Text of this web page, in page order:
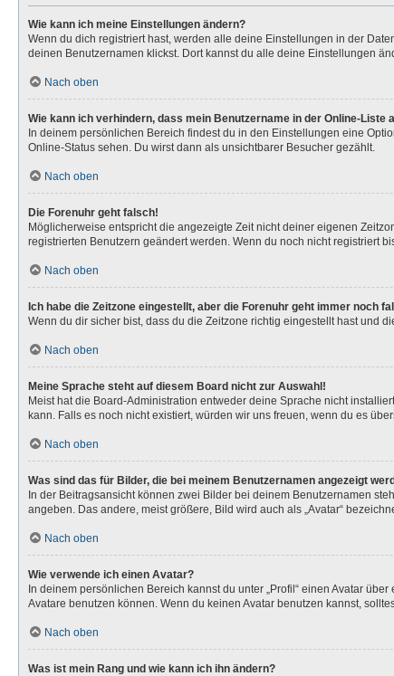
Wie kann ich meine Einstellungen ändern?
Wenn du dich registriert hast, werden alle deine Einstellungen in der
deinen Benutzernamen klickst. Dort kannst du alle deine Einstellungen
Nach oben
Wie kann ich verhindern, dass mein Benutzername in der Online-Liste
In deinem persönlichen Bereich findest du in den Einstellungen eine
Online-Status sehen. Du wirst dann als unsichtbarer Besucher gezählt.
Nach oben
Die Forenuhr geht falsch!
Möglicherweise entspricht die angezeigte Zeit nicht deiner eigenen
registrierten Benutzern geändert werden. Wenn du noch nicht registriert
Nach oben
Ich habe die Zeitzone eingestellt, aber die Forenuhr geht immer noch
Wenn du dir sicher bist, dass du die Zeitzone richtig eingestellt hast und
Nach oben
Meine Sprache steht auf diesem Board nicht zur Auswahl!
Meist hat die Board-Administration entweder deine Sprache nicht
kann. Falls es noch nicht existiert, würden wir uns freuen, wenn du es
Nach oben
Was sind das für Bilder, die bei meinem Benutzernamen angezeigt
In der Beitragsansicht können zwei Bilder bei deinem Benutzernamen
angeben. Das andere, meist größere, Bild wird auch als „Avatar“
Nach oben
Wie verwende ich einen Avatar?
In deinem persönlichen Bereich kannst du unter „Profil“ einen Avatar
Avatare benutzen können. Wenn du keinen Avatar benutzen kannst,
Nach oben
Was ist mein Rang und wie kann ich ihn ändern?